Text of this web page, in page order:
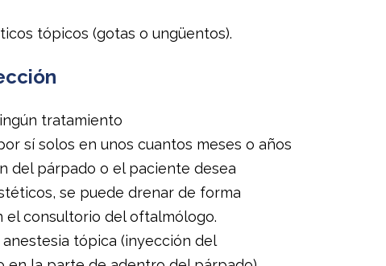
tópicos (gotas o ungüentos).
tratamiento
sí solos en unos cuantos meses o años
del párpado o el paciente desea
se puede drenar de forma
el consultorio del oftalmólogo.
tópica (inyección del